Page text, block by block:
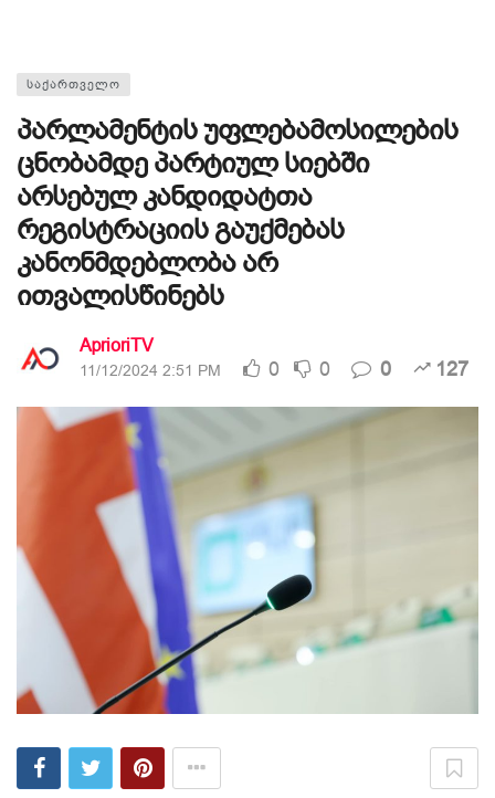
ᲡᲐᲥᲐᲠᲗᲕᲔᲚᲝ
პარლამენტის უფლებამოსილების
ცნობამდე პარტიულ სიებში
არსებულ კანდიდატთა
რეგისტრაციის გაუქმებას
კანონმდებლობა არ
ითვალისწინებს
AprioriTV
11/12/2024 2:51 PM 0 0 0 127